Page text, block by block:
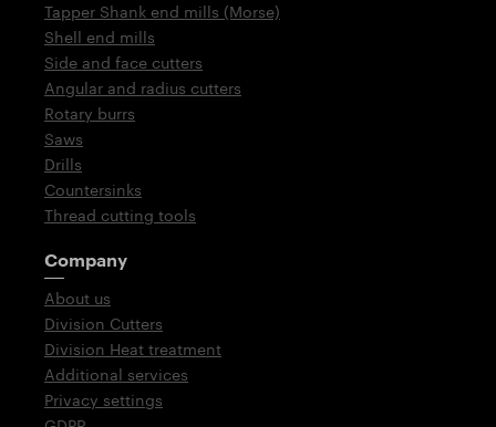
Tapper Shank end mills (Morse)
Shell end mills
Side and face cutters
Angular and radius cutters
Rotary burrs
Saws
Drills
Countersinks
Thread cutting tools
Company
About us
Division Cutters
Division Heat treatment
Additional services
Privacy settings